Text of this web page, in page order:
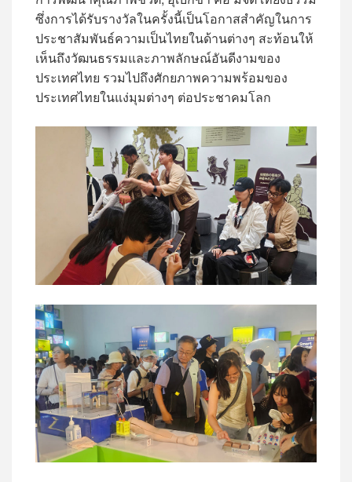
ซึ่งการได้รับรางวัลในครั้งนี้เป็นโอกาสสำคัญในการ
ประชาสัมพันธ์ความเป็นไทยในด้านต่างๆ สะท้อนให้
เห็นถึงวัฒนธรรมและภาพลักษณ์อันดีงามของ
ประเทศไทย รวมไปถึงศักยภาพความพร้อมของ
ประเทศไทยในแง่มุมต่างๆ ต่อประชาคมโลก